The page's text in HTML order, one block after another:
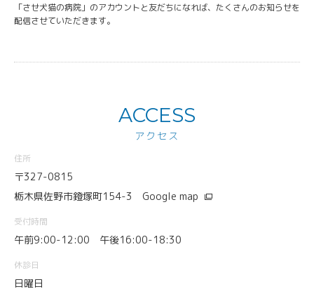
「させ犬猫の病院」のアカウントと友だちになれば、たくさんのお知らせを
配信させていただきます。
ACCESS
アクセス
住所
〒327-0815
栃木県佐野市鐙塚町154-3 Google map
受付時間
午前9:00-12:00 午後16:00-18:30
休診日
日曜日